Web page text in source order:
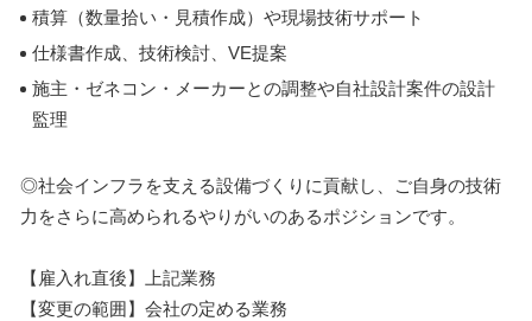
積算（数量拾い・見積作成）や現場技術サポート
仕様書作成、技術検討、VE提案
施主・ゼネコン・メーカーとの調整や自社設計案件の設計
監理
◎社会インフラを支える設備づくりに貢献し、ご自身の技術
力をさらに高められるやりがいのあるポジションです。
【雇入れ直後】上記業務
【変更の範囲】会社の定める業務